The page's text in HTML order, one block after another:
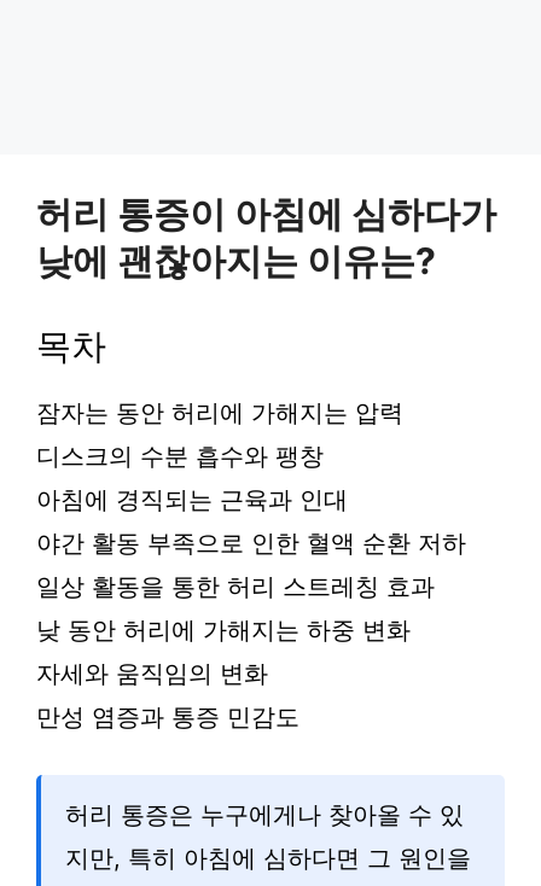
허리 통증이 아침에 심하다가
낮에 괜찮아지는 이유는?
목차
잠자는 동안 허리에 가해지는 압력
디스크의 수분 흡수와 팽창
아침에 경직되는 근육과 인대
야간 활동 부족으로 인한 혈액 순환 저하
일상 활동을 통한 허리 스트레칭 효과
낮 동안 허리에 가해지는 하중 변화
자세와 움직임의 변화
만성 염증과 통증 민감도
허리 통증은 누구에게나 찾아올 수 있
지만, 특히 아침에 심하다면 그 원인을